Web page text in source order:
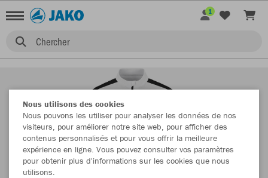
Chercher
1
Nous utilisons des cookies
Nous pouvons les utiliser pour analyser les données de nos
visiteurs, pour améliorer notre site web, pour afficher des
contenus personnalisés et pour vous offrir la meilleure
expérience en ligne. Vous pouvez consulter vos paramètres
pour obtenir plus d'informations sur les cookies que nous
utilisons.